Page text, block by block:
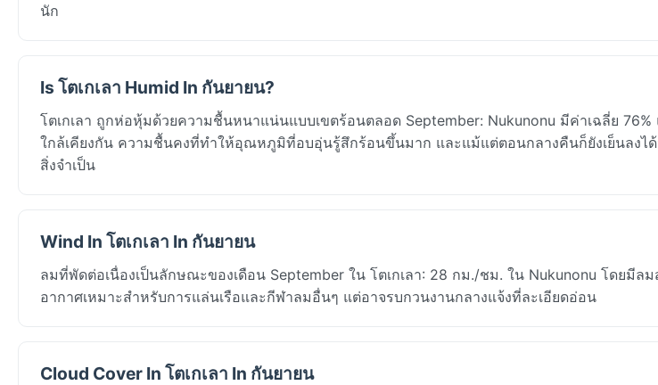
นัก
Is โตเกเลา Humid In กันยายน?
โตเกเลา ถูกห่อหุ้มด้วยความชื้นหนาแน่นแบบเขตร้อนตลอด September: Nukunonu มีค่าเฉลี่ย
ใกล้เคียงกัน ความชื้นคงที่ทำให้อุณหภูมิที่อบอุ่นรู้สึกร้อนขึ้นมาก และแม้แต่ตอนกลางคืนก็ยังเย็นลงได้จ
สิ่งจำเป็น
Wind In โตเกเลา In กันยายน
ลมที่พัดต่อเนื่องเป็นลักษณะของเดือน September ใน โตเกเลา: 28 กม./ชม. ใน Nukunonu โดยมีล
อากาศเหมาะสำหรับการแล่นเรือและกีฬาลมอื่นๆ แต่อาจรบกวนงานกลางแจ้งที่ละเอียดอ่อน
Cloud Cover In โตเกเลา In กันยายน